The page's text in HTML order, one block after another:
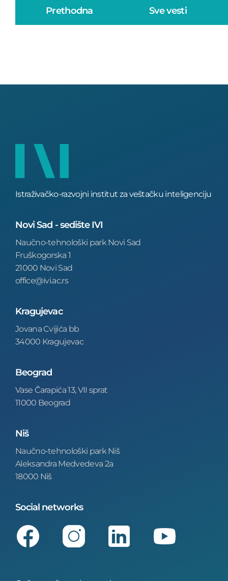
Prethodna Sve vesti
Istraživačko-razvojni institut za veštačku inteligenciju
Novi Sad - sedište IVI
Naučno-tehnološki park Novi Sad
Fruškogorska 1
21000 Novi Sad
office@ivi.ac.rs
Kragujevac
Jovana Cvijića bb
34000 Kragujevac
Beograd
Vase Čarapića 13, VII sprat
11000 Beograd
Niš
Naučno-tehnološki park Niš
Aleksandra Medvedeva 2a
18000 Niš
Social networks
Facebook Instagram LinkedIn